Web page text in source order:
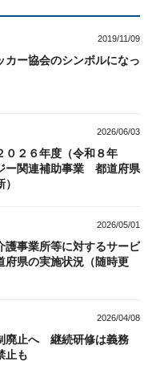
2019/11/09
カー協会のシンボルになっ
2026/06/03
０２６年度（令和８年
ー関連補助事業 都道府県
2026/05/01
護事業所等に対するサービ
県の実施状況（随時更
2026/04/08
廃止へ 継続研修は義務
止も